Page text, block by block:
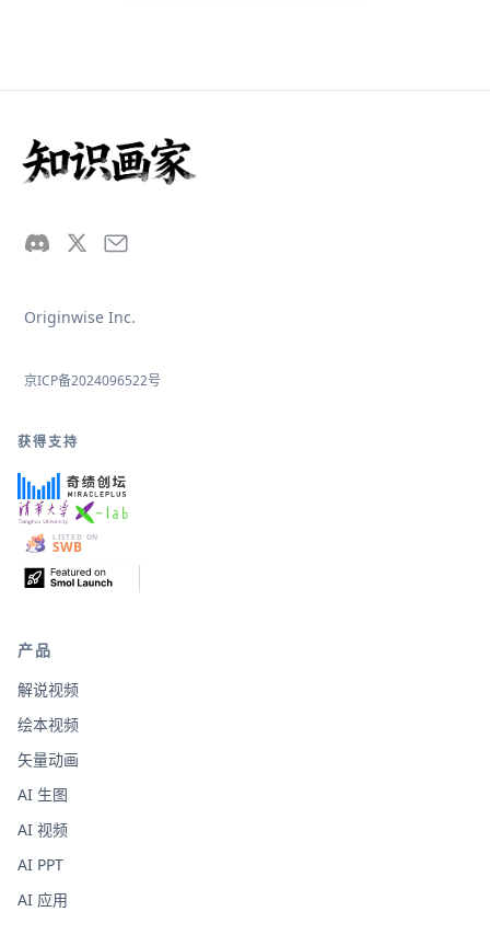
Originwise Inc.
京ICP备2024096522号
获得支持
产品
解说视频
绘本视频
矢量动画
AI 生图
AI 视频
AI PPT
AI 应用